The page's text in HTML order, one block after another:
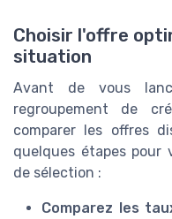
Choisir l'offre
situation
Avant de vous
regroupement de
comparer les offres
quelques étapes pour
de sélection :
Comparez les